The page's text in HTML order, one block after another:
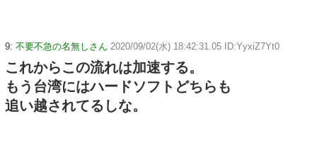
9: 不要不急の名無しさん 2020/09/02(水) 18:42:31.05 ID:YyxiZ7Yt0
これからこの流れは加速する。
もう台湾にはハードソフトどちらも
追い越されてるしな。